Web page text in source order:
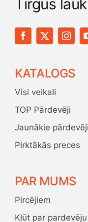
Tirgus
KATALOGS
Visi veikali
TOP Pārdevēji
Jaunākie pārdevēji
Pirktākās preces
PAR MUMS
Pircējiem
Kļūt par pardevēju